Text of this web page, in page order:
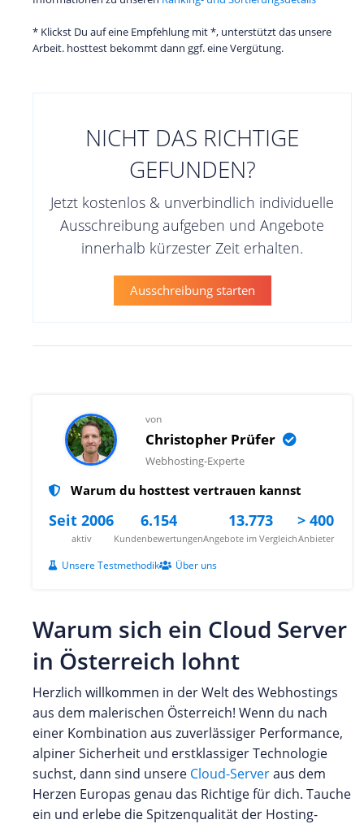
* Klickst Du auf eine Empfehlung mit *, unterstützt das unsere
Arbeit. hosttest bekommt dann ggf. eine Vergütung.
NICHT DAS RICHTIGE
GEFUNDEN?
Jetzt kostenlos & unverbindlich individuelle
Ausschreibung aufgeben und Angebote
innerhalb kürzester Zeit erhalten.
Ausschreibung starten
von
Christopher Prüfer
Webhosting-Experte
Warum du hosttest vertrauen kannst
Seit 2006
aktiv
6.154
Kundenbewertungen
13.773
Angebote im Vergleich
> 400
Anbieter
Unsere Testmethodik Über uns
Warum sich ein Cloud Server
in Österreich lohnt
Herzlich willkommen in der Welt des Webhostings
aus dem malerischen Österreich! Wenn du nach
einer Kombination aus zuverlässiger Performance,
alpiner Sicherheit und erstklassiger Technologie
suchst, dann sind unsere Cloud-Serveraus dem
Herzen Europas genau das Richtige für dich. Tauche
ein und erlebe die Spitzenqualität der Hosting-